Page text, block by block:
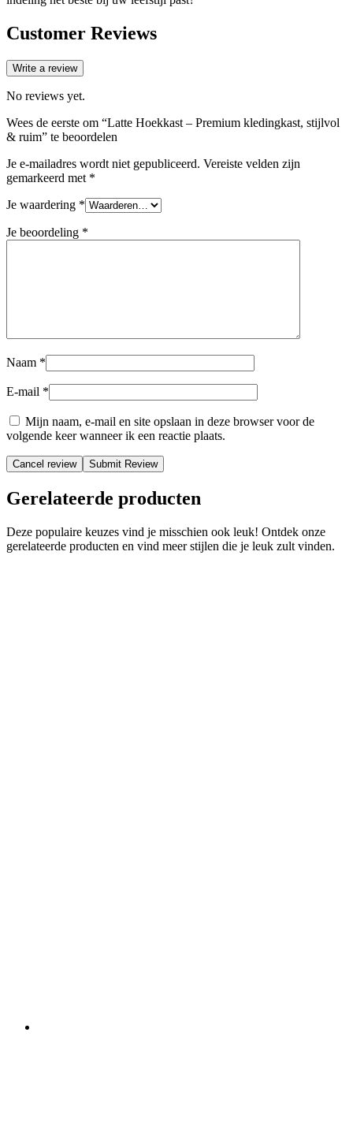
Customer Reviews
Write a review
No reviews yet.
Wees de eerste om “Latte Hoekkast – Premium kledingkast, stijlvol
& ruim” te beoordelen
Je e-mailadres wordt niet gepubliceerd. Vereiste velden zijn
gemarkeerd met *
Je waardering *
Je beoordeling *
Naam *
E-mail *
Mijn naam, e-mail en site opslaan in deze browser voor de
volgende keer wanneer ik een reactie plaats.
Cancel review
Gerelateerde producten
Deze populaire keuzes vind je misschien ook leuk! Ontdek onze
gerelateerde producten en vind meer stijlen die je leuk zult vinden.